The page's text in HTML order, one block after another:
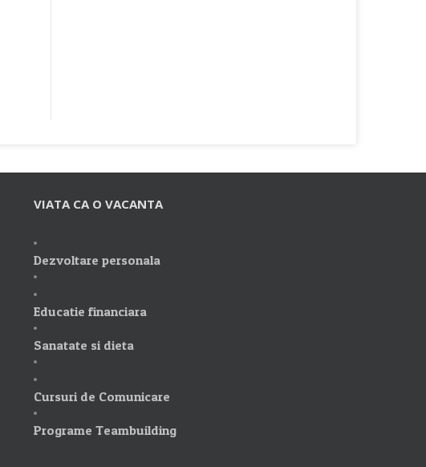
VIATA CA O VACANTA
Dezvoltare personala
Educatie financiara
Sanatate si dieta
Cursuri de Comunicare
Programe Teambuilding